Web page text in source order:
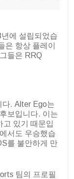
에 설립되었습
은 항상 플레이
들은 RRQ
다. Alter Ego는
보입니다. 이는
고 있기 때문입
서도 우승했습
를 불안하게 만
팀의 프로필